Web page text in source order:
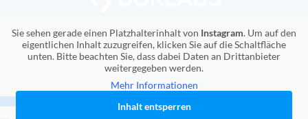
Sie sehen gerade einen Platzhalterinhalt von Instagram. Um auf den
eigentlichen Inhalt zuzugreifen, klicken Sie auf die Schaltfläche
unten. Bitte beachten Sie, dass dabei Daten an Drittanbieter
weitergegeben werden.
Mehr Informationen
Inhalt entsperren